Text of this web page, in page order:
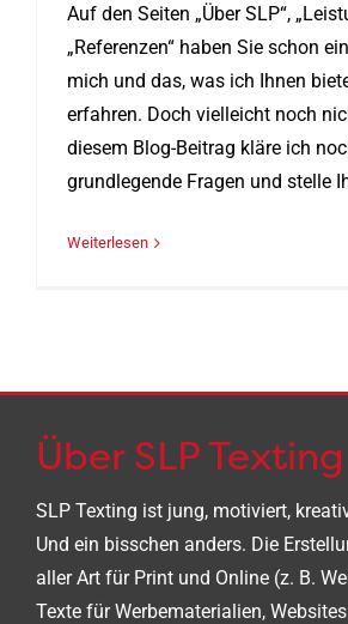
Auf den Seiten „Über SLP“,
„Referenzen“ haben Sie schon
mich und das, was ich Ihnen
erfahren. Doch vielleicht noch
diesem Blog-Beitrag kläre ich
grundlegende Fragen und stelle
Weiterlesen
Über SLP Texting
SLP Texting ist jung, motiviert,
Und ein bisschen anders. Die
aller Art für Print und Online (z. B.
Texte für Werbematerialien,